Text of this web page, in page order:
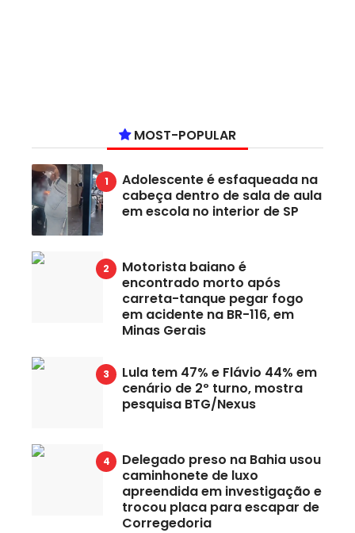
MOST-POPULAR
Adolescente é esfaqueada na
cabeça dentro de sala de aula
em escola no interior de SP
Motorista baiano é
encontrado morto após
carreta-tanque pegar fogo
em acidente na BR-116, em
Minas Gerais
Lula tem 47% e Flávio 44% em
cenário de 2º turno, mostra
pesquisa BTG/Nexus
Delegado preso na Bahia usou
caminhonete de luxo
apreendida em investigação e
trocou placa para escapar de
Corregedoria